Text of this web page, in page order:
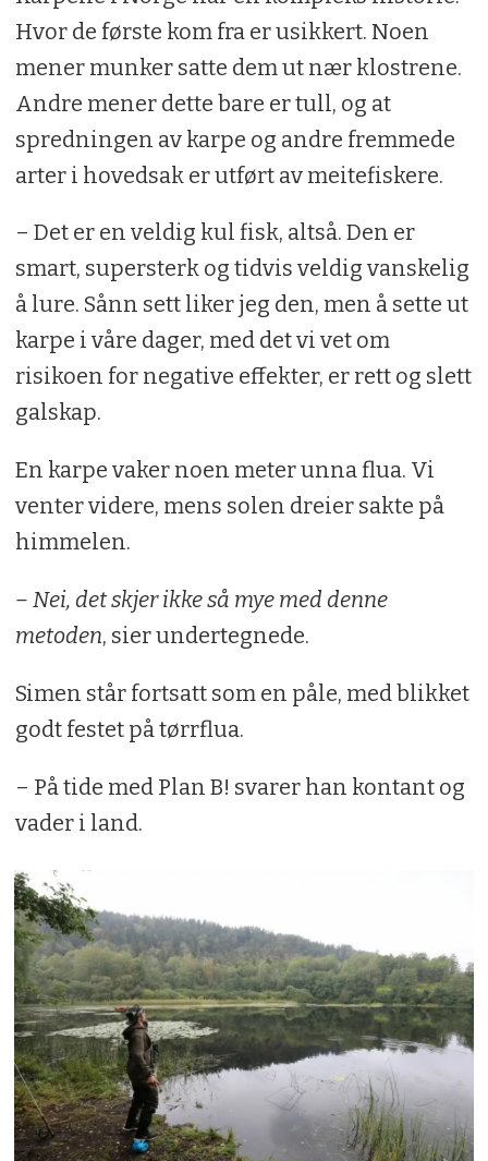
Hvor de første kom fra er usikkert. Noen
mener munker satte dem ut nær klostrene.
Andre mener dette bare er tull, og at
spredningen av karpe og andre fremmede
arter i hovedsak er utført av meitefiskere.
– Det er en veldig kul fisk, altså. Den er
smart, supersterk og tidvis veldig vanskelig
å lure. Sånn sett liker jeg den, men å sette ut
karpe i våre dager, med det vi vet om
risikoen for negative effekter, er rett og slett
galskap.
En karpe vaker noen meter unna flua. Vi
venter videre, mens solen dreier sakte på
himmelen.
– Nei, det skjer ikke så mye med denne
metoden, sier undertegnede.
Simen står fortsatt som en påle, med blikket
godt festet på tørrflua.
– På tide med Plan B! svarer han kontant og
vader i land.